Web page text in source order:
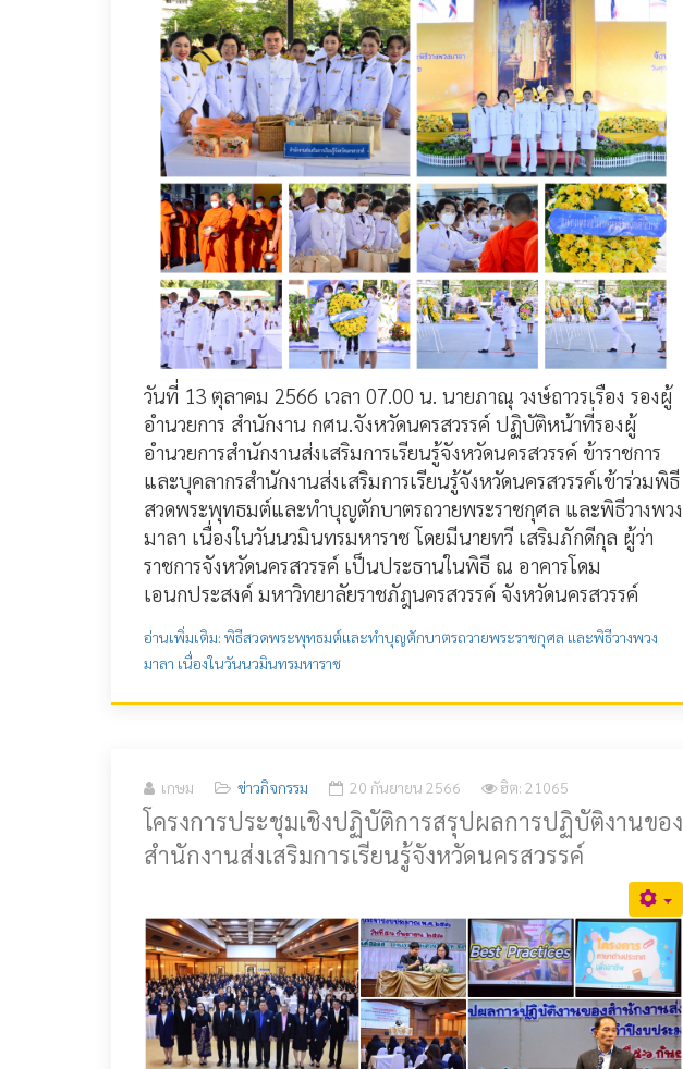
วันที่ 13 ตุลาคม 2566 เวลา 07.00 น. นายภาณุ วงษ์ถาวรเรือง รองผู้
อำนวยการ สำนักงาน กศน.จังหวัดนครสวรรค์ ปฏิบัติหน้าที่รองผู้
อำนวยการสำนักงานส่งเสริมการเรียนรู้จังหวัดนครสวรรค์ ข้าราชการ
และบุคลากรสำนักงานส่งเสริมการเรียนรู้จังหวัดนครสวรรค์เข้าร่วมพิธี
สวดพระพุทธมต์และทำบุญตักบาตรถวายพระราชกุศล และพิธีวางพวง
มาลา เนื่องในวันนวมินทรมหาราช โดยมีนายทวี เสริมภักดีกุล ผู้ว่า
ราชการจังหวัดนครสวรรค์ เป็นประธานในพิธี ณ อาคารโดม
เอนกประสงค์ มหาวิทยาลัยราชภัฎนครสวรรค์ จังหวัดนครสวรรค์
อ่านเพิ่มเติม: พิธีสวดพระพุทธมต์และทำบุญตักบาตรถวายพระราชกุศล และพิธีวางพวง
มาลา เนื่องในวันนวมินทรมหาราช
เกษม ข่าวกิจกรรม 20 กันยายน 2566 ฮิต: 21065
โครงการประชุมเชิงปฏิบัติการสรุปผลการปฏิบัติงานของ
สำนักงานส่งเสริมการเรียนรู้จังหวัดนครสวรรค์